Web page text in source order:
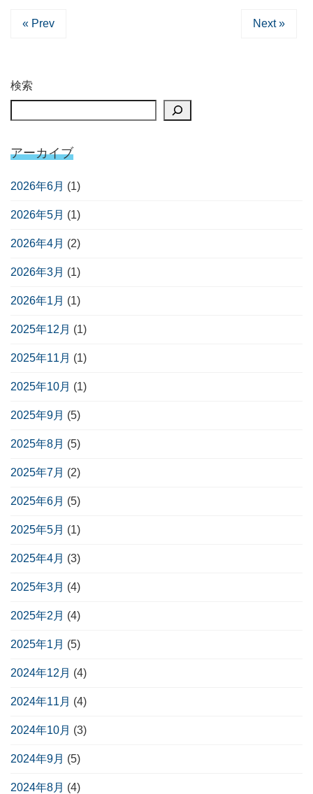
« Prev Next »
検索
アーカイブ
2026年6月 (1)
2026年5月 (1)
2026年4月 (2)
2026年3月 (1)
2026年1月 (1)
2025年12月 (1)
2025年11月 (1)
2025年10月 (1)
2025年9月 (5)
2025年8月 (5)
2025年7月 (2)
2025年6月 (5)
2025年5月 (1)
2025年4月 (3)
2025年3月 (4)
2025年2月 (4)
2025年1月 (5)
2024年12月 (4)
2024年11月 (4)
2024年10月 (3)
2024年9月 (5)
2024年8月 (4)